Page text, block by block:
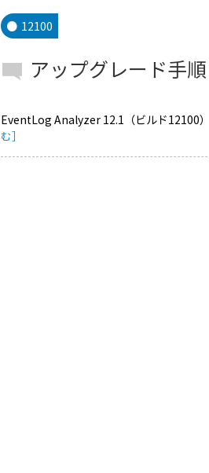
12100
アップグレード手
EventLog Analyzer 12.1（ビルド12100
む］